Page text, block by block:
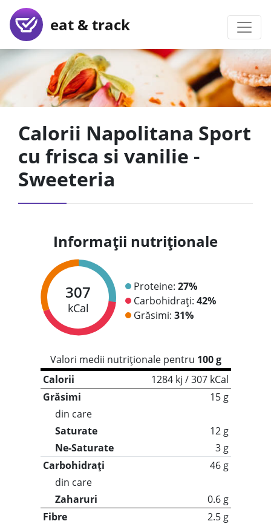
eat & track
Calorii Napolitana Sport
cu frisca si vanilie -
Sweeteria
Informații nutriționale
307
kCal
Proteine: 27%
Carbohidrați: 42%
Grăsimi: 31%
Valori medii nutriționale pentru 100 g
Calorii
1284 kj / 307 kCal
Grăsimi
15 g
din care
Saturate
12 g
Ne-Saturate
3 g
Carbohidrați
46 g
din care
Zaharuri
0.6 g
Fibre
2.5 g